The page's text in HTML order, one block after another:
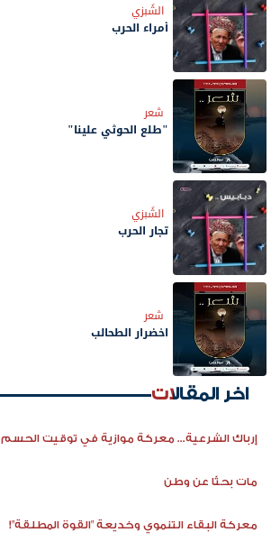
الشَبزي
أمراء الحرب
شعر
"طلع الحوثي علينا"
الشَبزي
تجار الحرب
شعر
اخضرار الطحالب
اخر المقالات
إرباك الشرعية... معركة موازية في توقيت الحسم
مات بحثًا عن وطن
معركة البقاء التنموي وخديعة "القوة المطلقة"!